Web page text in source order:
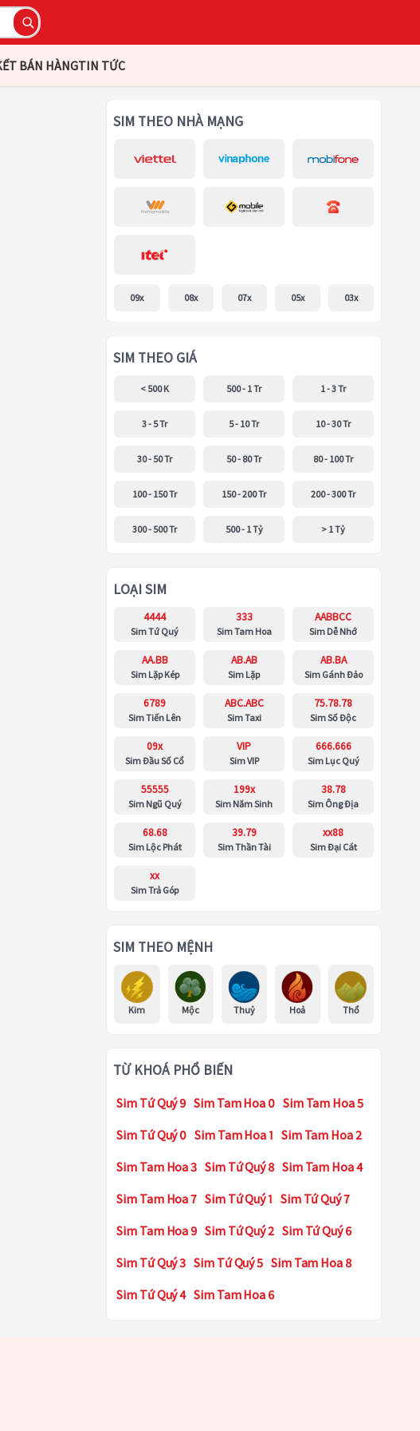
BÁN HÀNGTIN TỨC
SIM THEO NHÀ MẠNG
09x 08x 07x 05x 03x
SIM THEO GIÁ
< 500 K 500 - 1 Tr 1 - 3 Tr
3 - 5 Tr 5 - 10 Tr 10 - 30 Tr
30 - 50 Tr 50 - 80 Tr 80 - 100 Tr
100 - 150 Tr 150 - 200 Tr 200 - 300 Tr
300 - 500 Tr 500 - 1 Tỷ > 1 Tỷ
LOẠI SIM
4444
Sim Tứ Quý
333
Sim Tam Hoa
AABBCC
Sim Dễ Nhớ
AA.BB
Sim Lặp Kép
AB.AB
Sim Lặp
AB.BA
Sim Gánh Đảo
6789
Sim Tiến Lên
ABC.ABC
Sim Taxi
75.78.78
Sim Số Độc
09x
Sim Đầu Số Cổ
VIP
Sim VIP
666.666
Sim Lục Quý
55555
Sim Ngũ Quý
199x
Sim Năm Sinh
38.78
Sim Ông Địa
68.68
Sim Lộc Phát
39.79
Sim Thần Tài
xx88
Sim Đại Cát
xx
Sim Trả Góp
SIM THEO MỆNH
Kim Mộc Thuỷ Hoả Thổ
TỪ KHOÁ PHỔ BIẾN
Sim Tứ Quý 9 Sim Tam Hoa 0 Sim Tam Hoa 5
Sim Tứ Quý 0 Sim Tam Hoa 1 Sim Tam Hoa 2
Sim Tam Hoa 3 Sim Tứ Quý 8 Sim Tam Hoa 4
Sim Tam Hoa 7 Sim Tứ Quý 1 Sim Tứ Quý 7
Sim Tam Hoa 9 Sim Tứ Quý 2 Sim Tứ Quý 6
Sim Tứ Quý 3 Sim Tứ Quý 5 Sim Tam Hoa 8
Sim Tứ Quý 4 Sim Tam Hoa 6